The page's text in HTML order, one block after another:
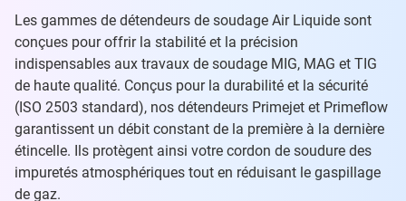
Les gammes de détendeurs de soudage Air Liquide sont
conçues pour offrir la stabilité et la précision
indispensables aux travaux de soudage MIG, MAG et TIG
de haute qualité. Conçus pour la durabilité et la sécurité
(ISO 2503 standard), nos détendeurs Primejet et Primeflow
garantissent un débit constant de la première à la dernière
étincelle. Ils protègent ainsi votre cordon de soudure des
impuretés atmosphériques tout en réduisant le gaspillage
de gaz.